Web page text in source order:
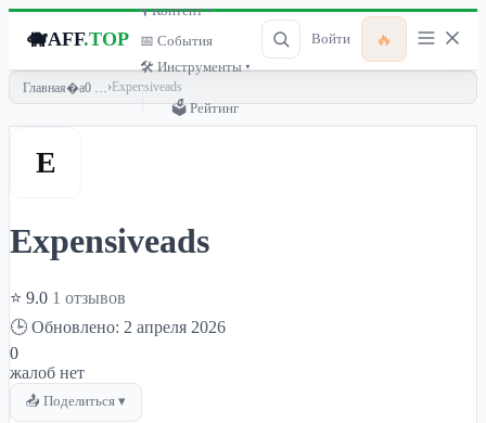
🐗AFF.TOP
🎙 Контент ▾
📅 События
🛠 Инструменты ▾
🗳 Рейтинг
Войти 🔥
Главная › Expensiveads
E
Expensiveads
⭐ 9.0 1 отзывов
🕒 Обновлено: 2 апреля 2026
0
жалоб нет
📤 Поделиться ▾